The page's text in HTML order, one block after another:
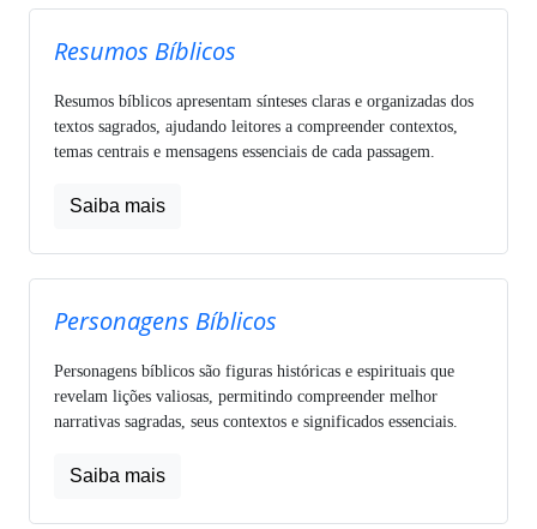
Resumos Bíblicos
Resumos bíblicos apresentam sínteses claras e organizadas dos
textos sagrados, ajudando leitores a compreender contextos,
temas centrais e mensagens essenciais de cada passagem.
Saiba mais
Personagens Bíblicos
Personagens bíblicos são figuras históricas e espirituais que
revelam lições valiosas, permitindo compreender melhor
narrativas sagradas, seus contextos e significados essenciais.
Saiba mais